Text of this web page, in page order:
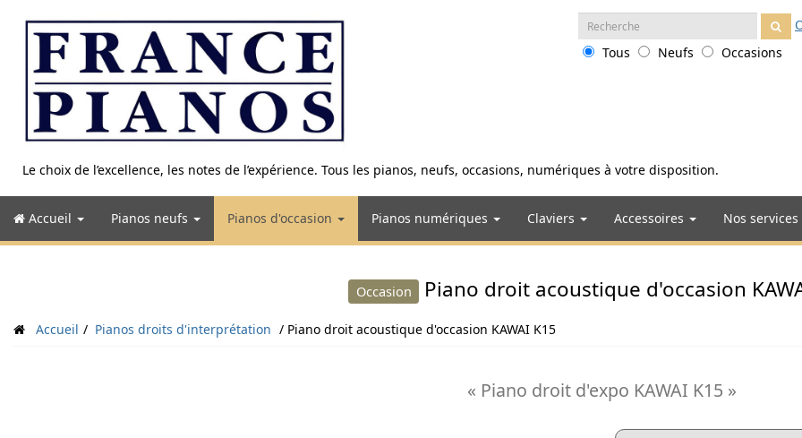
contenu
Le choix de l’excellence, les notes de l’expérience. Tous les pianos, neufs, occasions, numériques à votre disposition.
Recherche
:
Tous
Neufs Occasions
Accueil Pianos neufs Pianos d'occasion Pianos numériques Claviers Accessoires Nos
Occasion Piano droit acoustique d'occasion
Accueil Pianos droits d'interprétation Piano droit acoustique d'occasion KAWAI K15
« Piano droit d'expo KAWAI K15 »